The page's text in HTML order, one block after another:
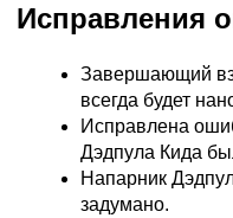
Исправления
Завершающий
всегда будет
Исправлена
Дэдпула Кида
Напарник
задумано.